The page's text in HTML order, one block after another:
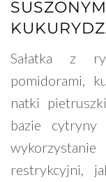
Sałatka z
pomidorami,
natki
bazie
restrykcyjni,